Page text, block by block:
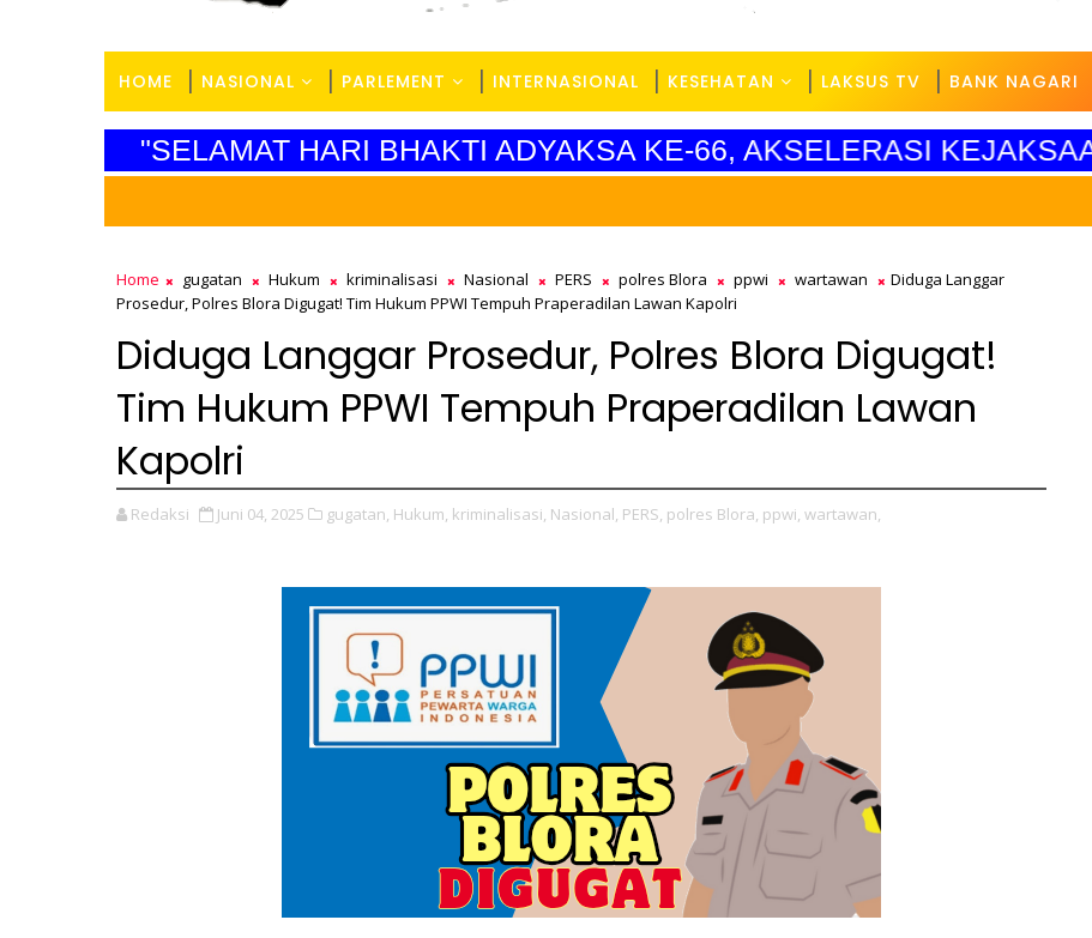
HOME NASIONAL PARLEMENT INTERNASIONAL KESEHATAN LAKSUS TV BANK NAGARI
"SELAMAT HARI BHAKTI ADYAKSA KE-66, AKSELERASI
Home gugatan Hukum kriminalisasi Nasional PERS polres Blora ppwi wartawan
Diduga Langgar
Prosedur, Polres Blora Digugat! Tim Hukum PPWI Tempuh Praperadilan Lawan Kapolri
Diduga Langgar Prosedur, Polres Blora Digugat!
Tim Hukum PPWI Tempuh Praperadilan Lawan
Kapolri
Redaksi Juni 04, 2025 gugatan, Hukum, kriminalisasi, Nasional, PERS, polres Blora, ppwi, wartawan,